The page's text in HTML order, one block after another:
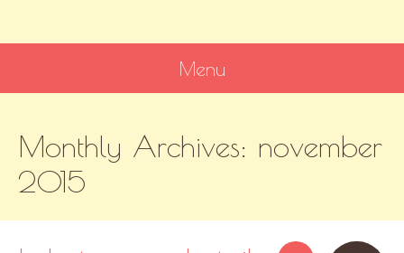
Menu
CONTENT
Monthly Archives: november
2015